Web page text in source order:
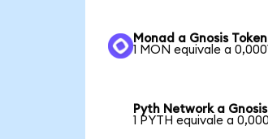
Monad a Gnosis Token
1 MON equivale a
Pyth Network a
1 PYTH equivale a